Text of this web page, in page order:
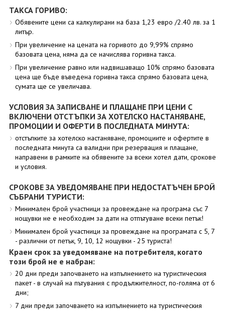
ТАКСА ГОРИВО:
Обявените цени са калкулирани на база 1,23 евро /2.40 лв. за 1
литър.
При увеличение на цената на горивото до 9,99% спрямо
базовата цена, няма да се начислява горивна такса.
При увеличение равно или надвишаващо 10% спрямо базовата
цена ще бъде въведена горивна такса спрямо базовата цена,
сумата ще се увеличава.
УСЛОВИЯ ЗА ЗАПИСВАНЕ И ПЛАЩАНЕ ПРИ ЦЕНИ С
ВКЛЮЧЕНИ ОТСТЪПКИ ЗА ХОТЕЛСКО НАСТАНЯВАНЕ,
ПРОМОЦИИ И ОФЕРТИ В ПОСЛЕДНАТА МИНУТА:
отстъпките за хотелско настаняване, промоциите и офертите в
последната минута са валидни при резервация и плащане,
направени в рамките на обявените за всеки хотел дати, срокове
и условия.
СРОКОВЕ ЗА УВЕДОМЯВАНЕ ПРИ НЕДОСТАТЪЧЕН БРОЙ
СЪБРАНИ ТУРИСТИ:
Минимален брой участници за провеждане на програма със 7
нощувки не е необходим за дати на отпътуване всеки петък!
Минимален брой участници за провеждане на програмата с 5, 7
- различни от петък, 9, 10, 12 нощувки - 25 туриста!
Краен срок за уведомяване на потребителя, когато
този брой не е набран:
20 дни преди започването на изпълнението на туристическия
пакет - в случай на пътувания с продължителност, по-голяма от 6
дни;
7 дни преди започването на изпълнението на туристическия